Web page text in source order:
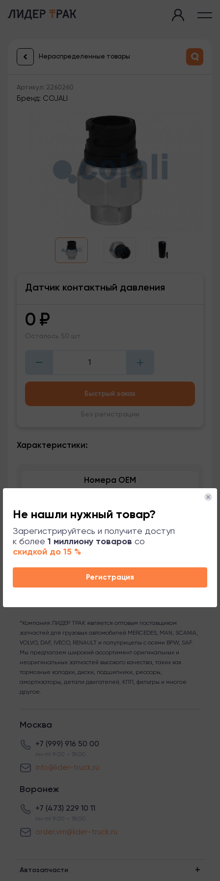
Не нашли нужный товар?
Зарегистрируйтесь и получите доступ
к более 1 миллиону товаров со
скидкой до 15 %
Регистрация
Нераспределенные товары
Артикул: 2260260
Бренд: COJALI
Датчик контактный давления
0 ₽
Осталось 50 шт
Быстрый заказ
Без регистрации
Характеристики:
Номера OEM
Сопутствующие товары
*Компания ЛИДЕР ТРАК является оптовым поставщиком
запчастей для грузовых автомобилей MERCEDES, MAN, SCANIA,
VOLVO, DAF, IVECO, RENAULT и полуприцепы с осями BPW, SAF.
Мы предлагаем широкий ассортимент оригинальных и
неоригинальных запчастей высокого качества, таких как
тормозные колодки, диски, подшипники, рессоры,
амортизаторы, детали двигателей, КПП, фильтры и многое
другое.
Москва
+7 (999) 916 50 00
пн-пт 9:00 – 18:00
info@lider-truck.ru
Воронеж
+7 (473) 229 10 11
пн-пт 9:00 – 18:00
order.vrn@lider-truck.ru
Автозапчасти